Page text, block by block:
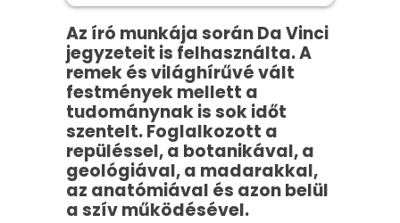
Az író munkája során Da Vinci
jegyzeteit is felhasználta. A
remek és világhírűvé vált
festmények mellett a
tudománynak is sok időt
szentelt. Foglalkozott a
repüléssel, a botanikával, a
geológiával, a madarakkal,
az anatómiával és azon belül
a szív működésével.